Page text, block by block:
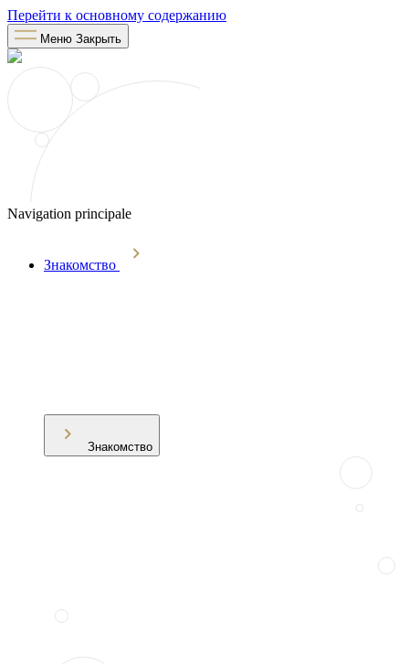
Перейти к основному содержанию
Меню Закрыть
Navigation principale
Знакомство
Знакомство